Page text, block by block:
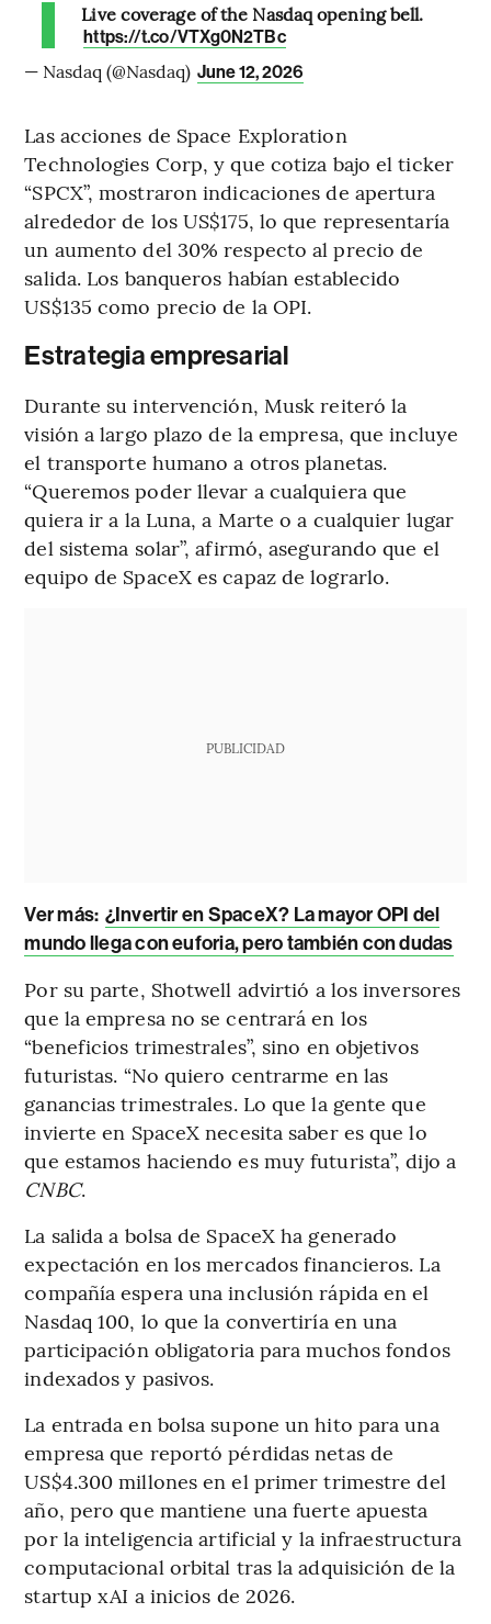
Live coverage of the Nasdaq opening bell.
https://t.co/VTXg0N2TBc
— Nasdaq (@Nasdaq) June 12, 2026
Las acciones de Space Exploration
Technologies Corp, y que cotiza bajo el ticker
“SPCX”, mostraron indicaciones de apertura
alrededor de los US$175, lo que representaría
un aumento del 30% respecto al precio de
salida. Los banqueros habían establecido
US$135 como precio de la OPI.
Estrategia empresarial
Durante su intervención, Musk reiteró la
visión a largo plazo de la empresa, que incluye
el transporte humano a otros planetas.
“Queremos poder llevar a cualquiera que
quiera ir a la Luna, a Marte o a cualquier lugar
del sistema solar”, afirmó, asegurando que el
equipo de SpaceX es capaz de lograrlo.
PUBLICIDAD
Ver más: ¿Invertir en SpaceX? La mayor OPI del
mundo llega con euforia, pero también con dudas
Por su parte, Shotwell advirtió a los inversores
que la empresa no se centrará en los
“beneficios trimestrales”, sino en objetivos
futuristas. “No quiero centrarme en las
ganancias trimestrales. Lo que la gente que
invierte en SpaceX necesita saber es que lo
que estamos haciendo es muy futurista”, dijo a
CNBC.
La salida a bolsa de SpaceX ha generado
expectación en los mercados financieros. La
compañía espera una inclusión rápida en el
Nasdaq 100, lo que la convertiría en una
participación obligatoria para muchos fondos
indexados y pasivos.
La entrada en bolsa supone un hito para una
empresa que reportó pérdidas netas de
US$4.300 millones en el primer trimestre del
año, pero que mantiene una fuerte apuesta
por la inteligencia artificial y la infraestructura
computacional orbital tras la adquisición de la
startup xAI a inicios de 2026.